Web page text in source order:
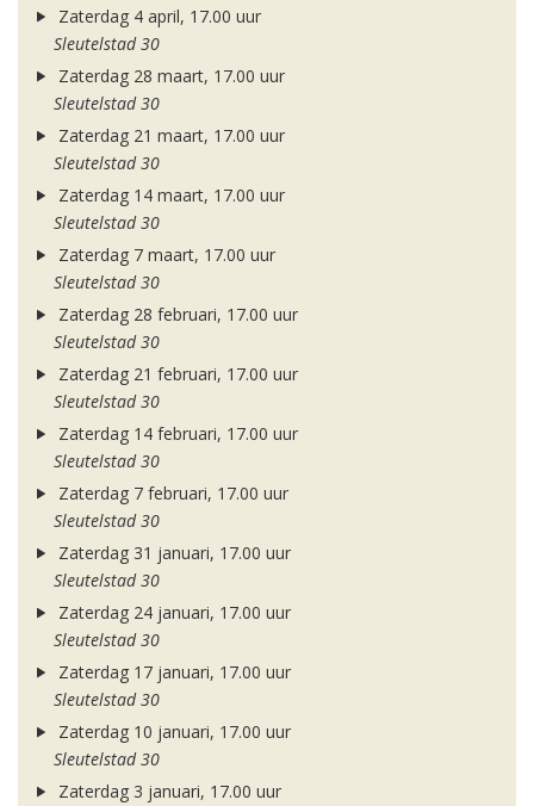
Zaterdag 4 april, 17.00 uur
Sleutelstad 30
Zaterdag 28 maart, 17.00 uur
Sleutelstad 30
Zaterdag 21 maart, 17.00 uur
Sleutelstad 30
Zaterdag 14 maart, 17.00 uur
Sleutelstad 30
Zaterdag 7 maart, 17.00 uur
Sleutelstad 30
Zaterdag 28 februari, 17.00 uur
Sleutelstad 30
Zaterdag 21 februari, 17.00 uur
Sleutelstad 30
Zaterdag 14 februari, 17.00 uur
Sleutelstad 30
Zaterdag 7 februari, 17.00 uur
Sleutelstad 30
Zaterdag 31 januari, 17.00 uur
Sleutelstad 30
Zaterdag 24 januari, 17.00 uur
Sleutelstad 30
Zaterdag 17 januari, 17.00 uur
Sleutelstad 30
Zaterdag 10 januari, 17.00 uur
Sleutelstad 30
Zaterdag 3 januari, 17.00 uur